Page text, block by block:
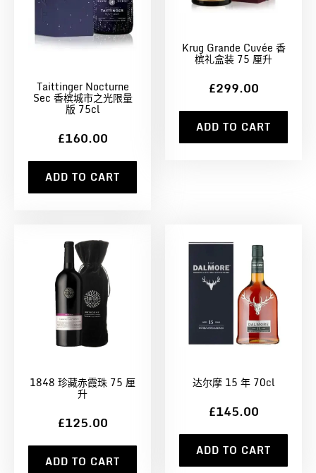
Taittinger Nocturne
Sec 香槟城市之光限量
版 75cl
£160.00
ADD TO CART
Krug Grande Cuvée 香
槟礼盒装 75 厘升
£299.00
ADD TO CART
1848 珍藏赤霞珠 75 厘
升
£125.00
ADD TO CART
达尔摩 15 年 70cl
£145.00
ADD TO CART